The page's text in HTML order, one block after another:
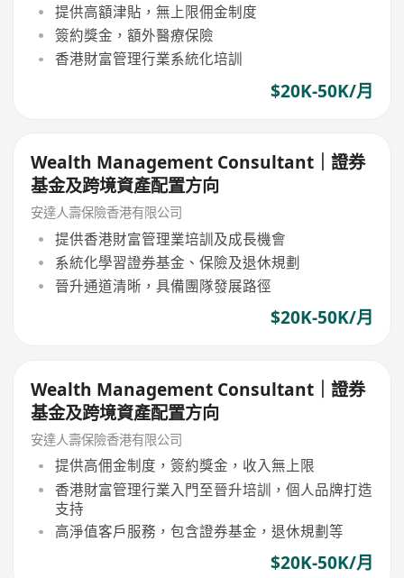
提供高額津貼，無上限佣金制度
簽約獎金，額外醫療保險
香港財富管理行業系統化培訓
$20K-50K/月
Wealth Management Consultant｜證券
基金及跨境資產配置方向
安達人壽保險香港有限公司
提供香港財富管理業培訓及成長機會
系統化學習證券基金、保險及退休規劃
晉升通道清晰，具備團隊發展路徑
$20K-50K/月
Wealth Management Consultant｜證券
基金及跨境資產配置方向
安達人壽保險香港有限公司
提供高佣金制度，簽約獎金，收入無上限
香港財富管理行業入門至晉升培訓，個人品牌打造
支持
高淨值客戶服務，包含證券基金，退休規劃等
$20K-50K/月